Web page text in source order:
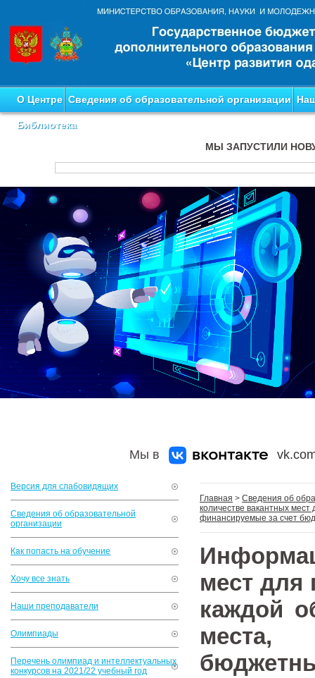
О Центре Сведения об образовательной организации
Библиотека
МЫ ЗАПУСТИЛИ
Мы в
Версия для слабовидящих
Сведения об образовательной
организации
Как попасть на обучение
Хочу все знать
Наши преподаватели
Олимпиады
Перечень олимпиад и интеллектуальных
конкурсов на 2021/22 учебный год
Главная > Сведения об
количестве вакантных
финансируемые за счет
мест для
каждой
места,